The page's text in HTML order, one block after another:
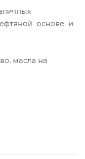
основе и
масла на